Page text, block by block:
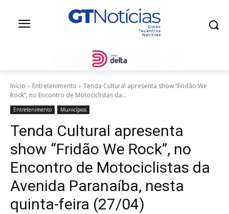
Início Entretenimento
Tenda Cultural apresenta show “Fridão We
Rock”, no Encontro de Motociclistas da...
Entretenimento Municípios
Tenda Cultural apresenta
show “Fridão We Rock”, no
Encontro de Motociclistas da
Avenida Paranaíba, nesta
quinta-feira (27/04)